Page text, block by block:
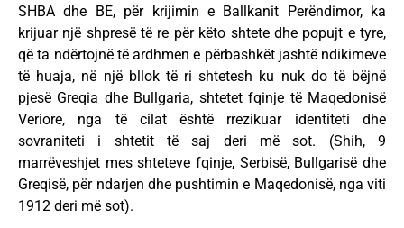
SHBA dhe BE, për krijimin e Ballkanit Perëndimor, ka
krijuar një shpresë të re për këto shtete dhe popujt e tyre,
që ta ndërtojnë të ardhmen e përbashkët jashtë ndikimeve
të huaja, në një bllok të ri shtetesh ku nuk do të bëjnë
pjesë Greqia dhe Bullgaria, shtetet fqinje të Maqedonisë
Veriore, nga të cilat është rrezikuar identiteti dhe
sovraniteti i shtetit të saj deri më sot. (Shih, 9
marrëveshjet mes shteteve fqinje, Serbisë, Bullgarisë dhe
Greqisë, për ndarjen dhe pushtimin e Maqedonisë, nga viti
1912 deri më sot).